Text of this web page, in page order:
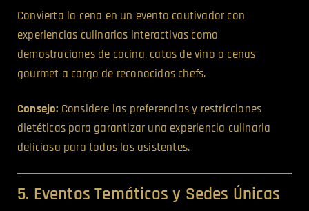
Convierta la cena en un evento cautivador con
experiencias culinarias interactivas como
demostraciones de cocina, catas de vino o cenas
gourmet a cargo de reconocidos chefs.
Consejo: Considere las preferencias y restricciones
dietéticas para garantizar una experiencia culinaria
deliciosa para todos los asistentes.
5. Eventos Temáticos y Sedes Únicas